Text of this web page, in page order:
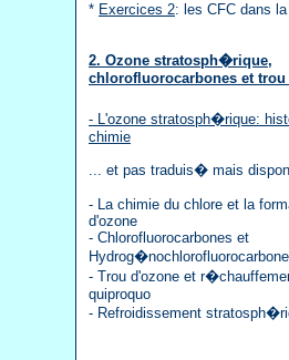
* Exercices 2: les CFC dans
2. Ozone stratosph�rique,
chlorofluorocarbones et trou
- L'ozone stratosph�rique:
chimie
... et pas traduis� mais
- La chimie du chlore et la
d'ozone
- Chlorofluorocarbones et
- Trou d'ozone et
quiproquo
- Refroidissement